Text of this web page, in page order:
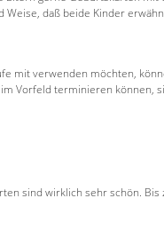
daß beide Kinder
mit verwenden möchten,
Vorfeld terminieren können,
sind wirklich sehr schön.